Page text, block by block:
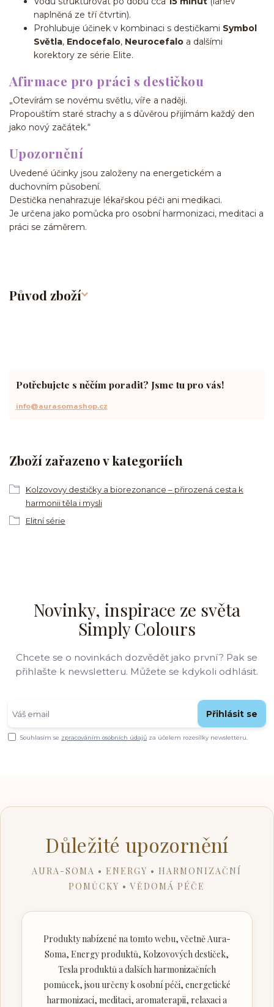
naplněná ze tří čtvrtin).
Prohlubuje účinek v kombinaci s destičkami Symbol
Světla, Endocefalo, Neurocefalo a dalšími
korektory ze série Elite.
Afirmace pro práci s destičkou
„Otevírám se novému světlu, víře a naději.
Propouštím staré strachy a s důvěrou přijímám každý den
jako nový začátek.“
Upozornění
Uvedené účinky jsou založeny na energetickém a
duchovním působení.
Destička nenahrazuje lékařskou péči ani medikaci.
Je určena jako pomůcka pro osobní harmonizaci, meditaci a
práci se záměrem.
Původ zboží
Zboží zařazeno v kategoriích
Kolzovovy destičky a biorezonance – přirozená cesta k
harmonii těla i mysli
Elitní série
Potřebujete s něčím poradit? Jsme tu pro vás!
info@aurasomashop.cz
Novinky, inspirace ze světa
Simply Colours
Chcete se o novinkách dozvědět jako první? Pak se
přihlašte k newsletteru. Můžete se kdykoli odhlásit.
Přihlásit se
Souhlasím se zpracováním osobních údajů za účelem rozesílky newsletteru.
Důležité upozornění
AURA-SOMA • ENERGY • HARMONIZAČNÍ
POMŮCKY • VĚDOMÁ PÉČE
Produkty nabízené na tomto webu, včetně Aura-
Soma, Energy produktů, Kolzovových destiček,
Tesla produktů a dalších harmonizačních
pomůcek, jsou určeny k osobní péči, energetické
harmonizaci, meditaci, aromaterapii, relaxaci a